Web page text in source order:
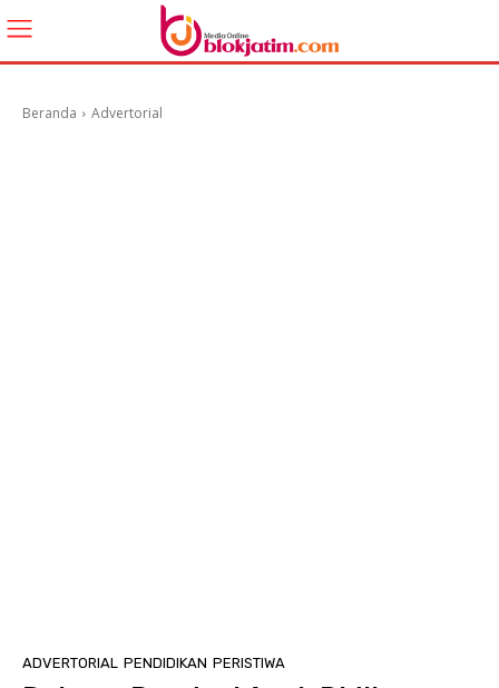
Beranda Advertorial
ADVERTORIAL PENDIDIKAN PERISTIWA